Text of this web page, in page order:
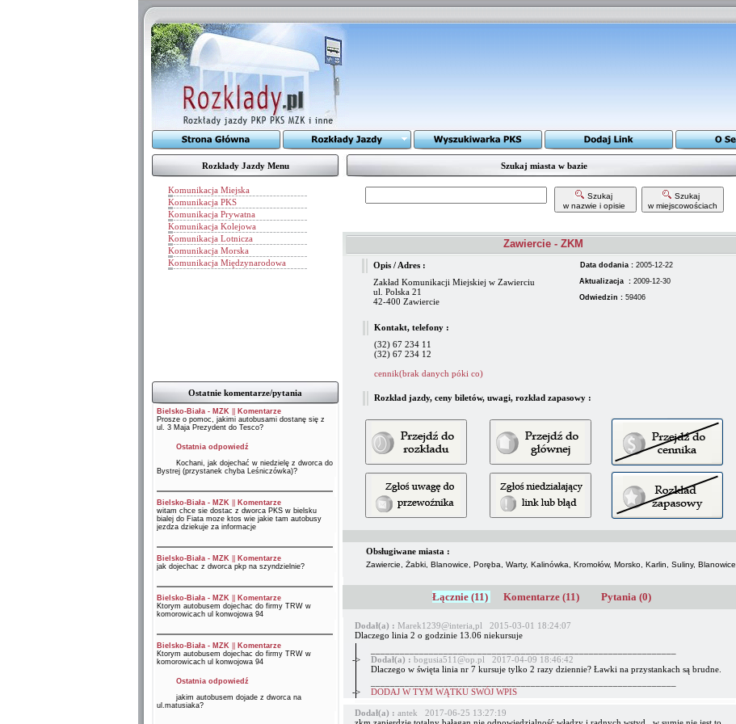
Rozkłady Jazdy Menu
Komunikacja Miejska
Komunikacja PKS
Komunikacja Prywatna
Komunikacja Kolejowa
Komunikacja Lotnicza
Komunikacja Morska
Komunikacja Międzynarodowa
Ostatnie komentarze/pytania
Bielsko-Biała - MZK||
Komentarze
Prosze o pomoc, jakimi autobusami dostanę się z
ul. 3 Maja Prezydent do Tesco?
Ostatnia odpowiedź
Kochani, jak dojechać w niedzielę z dworca do
Bystrej (przystanek chyba Leśniczówka)?
Bielsko-Biała - MZK||
Komentarze
witam chce sie dostac z dworca PKS w bielsku
bialej do Fiata moze ktos wie jakie tam autobusy
jezdza dziekuje za informacje
Bielsko-Biała - MZK||
Komentarze
jak dojechac z dworca pkp na szyndzielnie?
Bielsko-Biała - MZK||
Komentarze
Ktorym autobusem dojechac do firmy TRW w
komorowicach ul konwojowa 94
Bielsko-Biała - MZK||
Komentarze
Ktorym autobusem dojechac do firmy TRW w
komorowicach ul konwojowa 94
Ostatnia odpowiedź
jakim autobusem dojade z dworca na
ul.matusiaka?
Szukaj miasta w bazie
Szukaj
w nazwie i opisie
Szukaj
w miejscowościach
Zawiercie - ZKM
Opis / Adres : Data dodania : 2005-12-22
Zakład Komunikacji Miejskiej w Zawierciu
ul. Polska 21
42-400 Zawiercie
Aktualizacja : 2009-12-30
Odwiedzin : 59406
Kontakt, telefony :
(32) 67 234 11
(32) 67 234 12
cennik(brak danych póki co)
Rozkład jazdy, ceny biletów, uwagi, rozkład zapasowy :
Obsługiwane miasta :
Zawiercie, Żabki, Blanowice, Poręba, Warty, Kalinówka, Kromołów, Morsko, Karlin, Suliny, Blanowice,
Łącznie (11) Komentarze (11) Pytania (0)
Dodał(a) : Marek1239@interia,pl 2015-03-01 18:24:07
Dlaczego linia 2 o godzinie 13.06 niekursuje
->
Dodał(a) : bogusia511@op.pl 2017-04-09 18:46:42
Dlaczego w święta linia nr 7 kursuje tylko 2 razy dziennie? Ławki na przystankach są brudne.
->
DODAJ W TYM WĄTKU SWÓJ WPIS
Dodał(a) : antek 2017-06-25 13:27:19